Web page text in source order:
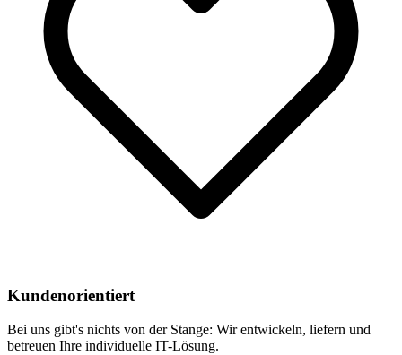
Kundenorientiert
Bei uns gibt's nichts von der Stange: Wir entwickeln, liefern und
betreuen Ihre individuelle IT-Lösung.